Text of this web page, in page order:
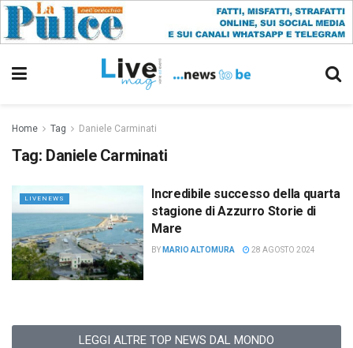
Home Tag Daniele Carminati
Tag: Daniele Carminati
LIVENEWS
Incredibile successo della quarta
stagione di Azzurro Storie di
Mare
BY MARIO ALTOMURA 28 AGOSTO 2024
LEGGI ALTRE TOP NEWS DAL MONDO